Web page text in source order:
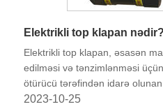
Elektrikli top klapan nədir?
Elektrikli top klapan, əsasən
edilməsi və tənzimlənməsi
ötürücü tərəfindən idarə olunan
ilə işləmə metodundan fərqli
2023-10-25